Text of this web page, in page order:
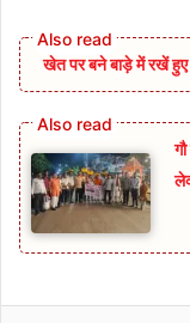
खेत पर बने बाड़े में रखें हुए